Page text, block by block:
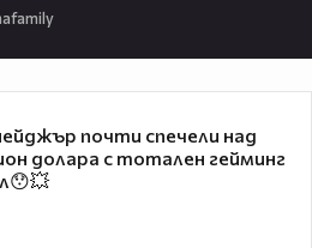
почти спечели над
долара с тотален гейминг